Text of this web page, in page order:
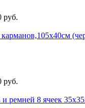
руб.
руб.
и ремней 8 ячеек